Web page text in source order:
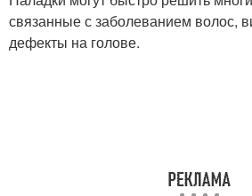
связанные с заболеванием волос,
дефекты на голове.